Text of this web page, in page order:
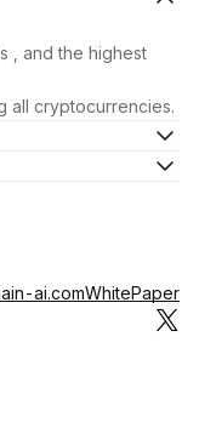
, and the highest
all cryptocurrencies.
ai.comWhitePaper